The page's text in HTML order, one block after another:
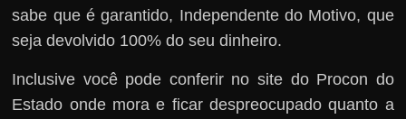
sabe que é garantido, Independente do Motivo, que
seja devolvido 100% do seu dinheiro.
Inclusive você pode conferir no site do Procon do
Estado onde mora e ficar despreocupado quanto a